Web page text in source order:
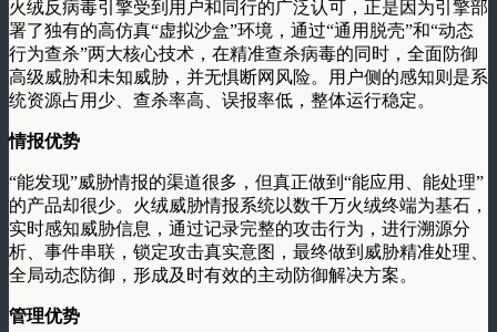
火绒反病毒引擎受到用户和同行的广泛认可，正是因为引擎部
署了独有的高仿真“虚拟沙盒”环境，通过“通用脱壳”和“动态
行为查杀”两大核心技术，在精准查杀病毒的同时，全面防御
高级威胁和未知威胁，并无惧断网风险。用户侧的感知则是系
统资源占用少、查杀率高、误报率低，整体运行稳定。
情报优势
“能发现”威胁情报的渠道很多，但真正做到“能应用、能处理”
的产品却很少。火绒威胁情报系统以数千万火绒终端为基石，
实时感知威胁信息，通过记录完整的攻击行为，进行溯源分
析、事件串联，锁定攻击真实意图，最终做到威胁精准处理、
全局动态防御，形成及时有效的主动防御解决方案。
管理优势